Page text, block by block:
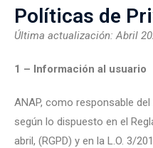
Políticas de
Última actualización: Abril
1 – Información al usuario
ANAP, como responsable
según lo dispuesto en el
abril, (RGPD) y en la L.O. 3/